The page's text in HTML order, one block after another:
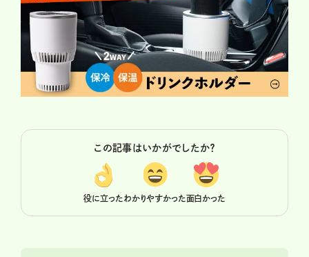
この記事はいかがでしたか？
役に立ったわかりやすかった面白かった